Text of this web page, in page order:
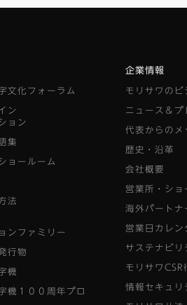
文化フォーラム
ン
ョン
集
ョールーム
法
ンファミリー
行物
機
機１００周年プロ
企業情報
モリサワのビ
ニュース＆プ
代表からのメ
歴史・沿革
会社概要
営業所・ショ
海外パートナ
営業日カレン
サステナビリ
モリサワCSR
情報セキュリ